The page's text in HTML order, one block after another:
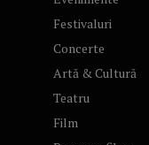
Festivaluri
Concerte
Artă & Cultură
Teatru
Film